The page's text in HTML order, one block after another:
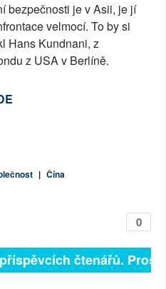
bezpečnosti je v Asii, je jí
velmocí. To by si
Hans Kundnani, z
z USA v Berlíně.
| Čína
0
čtenářů.